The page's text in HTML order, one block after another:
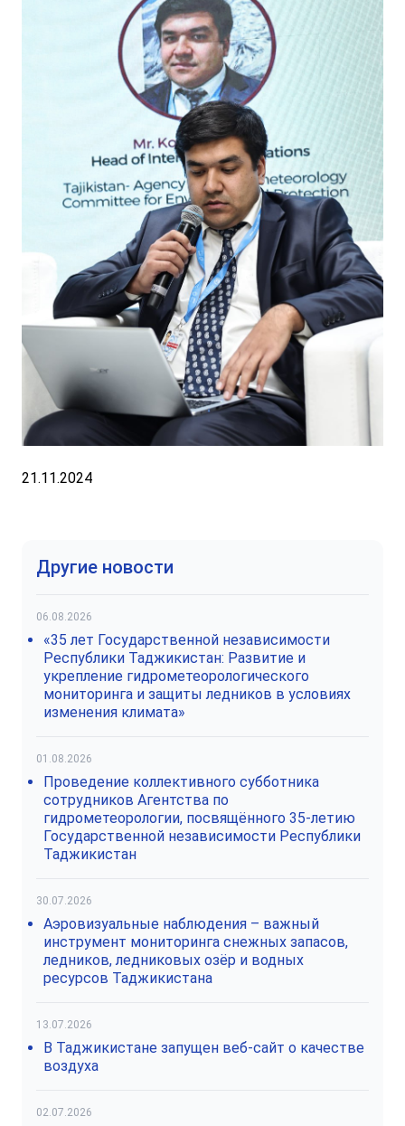
21.11.2024
Другие новости
06.08.2026
«35 лет Государственной независимости
Республики Таджикистан: Развитие и
укрепление гидрометеорологического
мониторинга и защиты ледников в условиях
изменения климата»
01.08.2026
Проведение коллективного субботника
сотрудников Агентства по
гидрометеорологии, посвящённого 35-летию
Государственной независимости Республики
Таджикистан
30.07.2026
Аэровизуальные наблюдения – важный
инструмент мониторинга снежных запасов,
ледников, ледниковых озёр и водных
ресурсов Таджикистана
13.07.2026
В Таджикистане запущен веб-сайт о качестве
воздуха
02.07.2026